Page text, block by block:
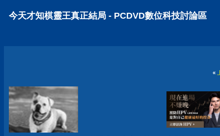
今天才知棋靈王真正結局 - PCDVD數位科技討論區
«